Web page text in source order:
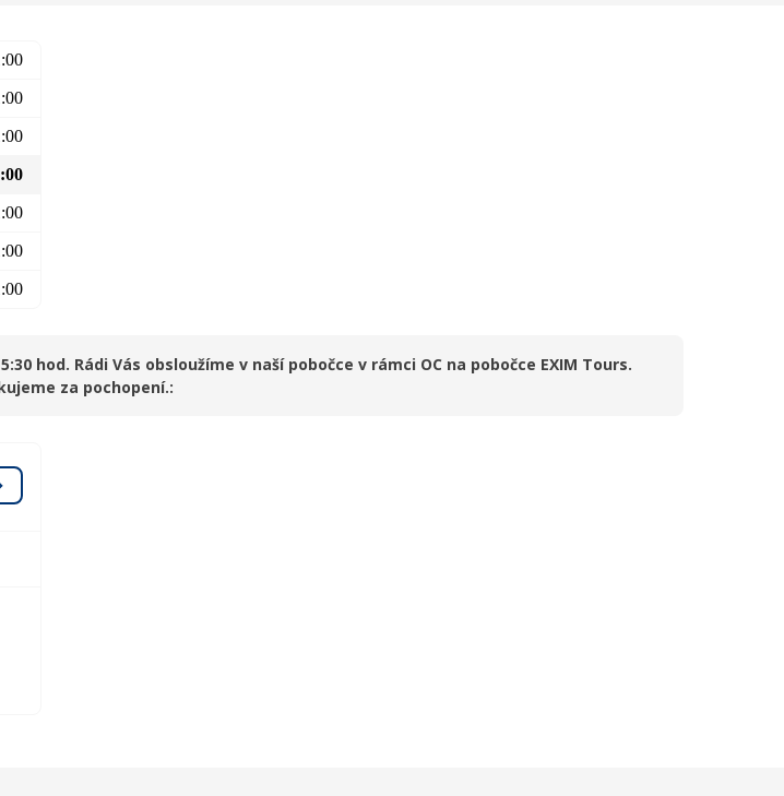
hod. Rádi Vás obsloužíme v naší pobočce v rámci OC na pobočce EXIM Tours.
za pochopení.